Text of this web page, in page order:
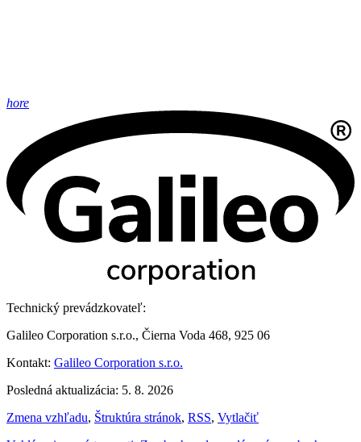
hore
Technický prevádzkovateľ:
Galileo Corporation s.r.o., Čierna Voda 468, 925 06
Kontakt: Galileo Corporation s.r.o.
Posledná aktualizácia: 5. 8. 2026
Zmena vzhľadu, Štruktúra stránok, RSS, Vytlačiť